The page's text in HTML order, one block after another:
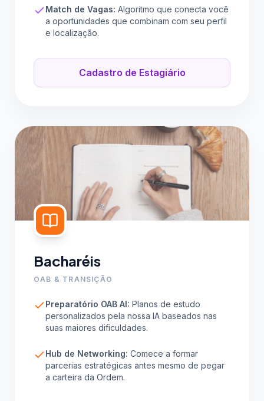
Match de Vagas: Algoritmo que conecta você
a oportunidades que combinam com seu perfil
e localização.
Cadastro de Estagiário
Bacharéis
OAB & TRANSIÇÃO
Preparatório OAB AI: Planos de estudo
personalizados pela nossa IA baseados nas
suas maiores dificuldades.
Hub de Networking: Comece a formar
parcerias estratégicas antes mesmo de pegar
a carteira da Ordem.